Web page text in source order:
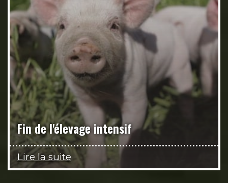
Fin de l'élevage intensif
Lire la suite